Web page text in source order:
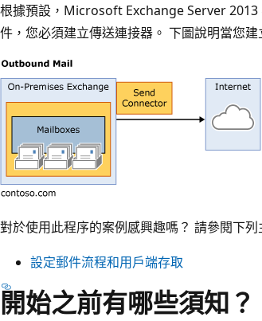
根據預設，Microsoft Exchange Server 2013
件，您必須建立傳送連接器。 下圖說明當您
對於使用此程序的案例感興趣嗎？ 請參閱下列
設定郵件流程和用戶端存取
開始之前有哪些須知？